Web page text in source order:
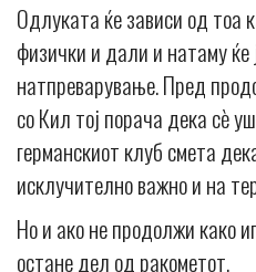
Одлуката ќе зависи од тоа
физички и дали и натаму
натпреварување. Пред
со Кил тој порача дека сè
германскиот клуб смета
исклучително важно и на
Но и ако не продолжи како
остане дел од ракометот.